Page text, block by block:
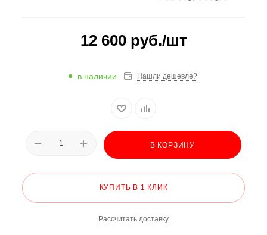
12 600руб./шт
в наличии Нашли дешевле?
В КОРЗИНУ
КУПИТЬ В 1 КЛИК
Рассчитать доставку